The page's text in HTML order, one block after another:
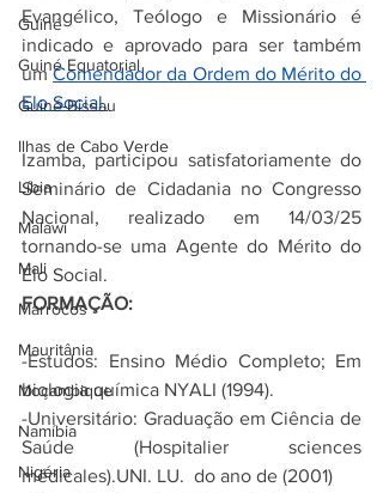
Guiné
Guiné Equatorial
Guiné-Bissau
Ilhas de Cabo Verde
Líbia
Malawi
Mali
Marrocos
Mauritânia
Moçambique
Namíbia
Nigéria
Evangélico, Teólogo e Missionário é
indicado e aprovado para ser também
um Comendador da Ordem do Mérito do
Elo Social.
Izamba, participou satisfatoriamente do
Seminário de Cidadania no Congresso
Nacional, realizado em 14/03/25
tornando-se uma Agente do Mérito do
Elo Social.
FORMAÇÃO:
-Estudos: Ensino Médio Completo; Em
biologia química NYALI (1994).
-Universitário: Graduação em Ciência de
Saúde (Hospitalier sciences
médicales).UNI. LU.  do ano de (2001)